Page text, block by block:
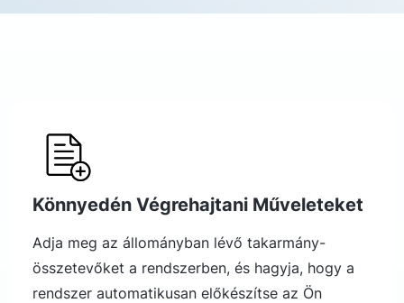
Könnyedén Végrehajtani Műveleteket
Adja meg az állományban lévő takarmány-
összetevőket a rendszerben, és hagyja, hogy a
rendszer automatikusan előkészítse az Ön